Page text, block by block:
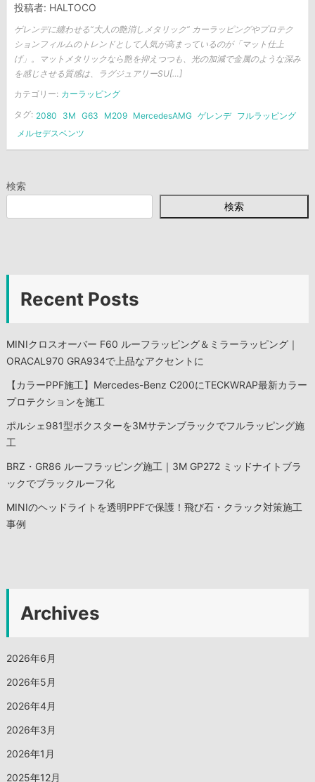
投稿者: HALTOCO
ゲレンデに纏わせる“大人の艶消しメタリック” カーラッピングやプロテク
ションフィルムのトレンドとして人気が高まっているのが「マット仕上
げ」。マットメタリックなら艶を抑えつつも、光の加減で金属のような深み
を感じさせる質感は、ラグジュアリーSU[…]
カテゴリー: カーラッピング
タグ: 2080 3M G63 M209 MercedesAMG ゲレンデ
フルラッピング
メルセデスベンツ
検索
検索
Recent Posts
MINIクロスオーバー F60 ルーフラッピング＆ミラーラッピング｜
ORACAL970 GRA934で上品なアクセントに
【カラーPPF施工】Mercedes-Benz C200にTECKWRAP最新カラー
プロテクションを施工
ポルシェ981型ボクスターを3Mサテンブラックでフルラッピング施
工
BRZ・GR86 ルーフラッピング施工｜3M GP272 ミッドナイトブラ
ックでブラックルーフ化
MINIのヘッドライトを透明PPFで保護！飛び石・クラック対策施工
事例
Archives
2026年6月
2026年5月
2026年4月
2026年3月
2026年1月
2025年12月